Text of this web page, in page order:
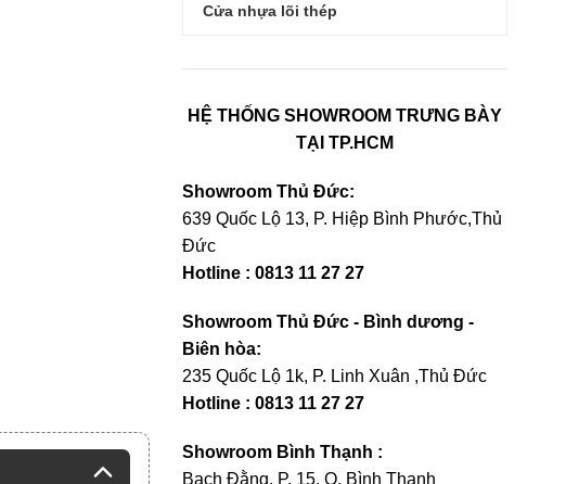
Cửa nhựa lõi thép
HỆ THỐNG SHOWROOM TRƯNG BÀY
TẠI TP.HCM
Showroom Thủ Đức:
639 Quốc Lộ 13, P. Hiệp Bình Phước,Thủ
Đức
Hotline : 0813 11 27 27
Showroom Thủ Đức - Bình dương -
Biên hòa:
235 Quốc Lộ 1k, P. Linh Xuân ,Thủ Đức
Hotline : 0813 11 27 27
Showroom Bình Thạnh :
Bạch Đằng, P. 15, Q. Bình Thạnh